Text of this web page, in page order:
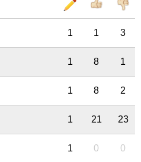
1 1 3
1 8 1
1 8 2
1 21 23
1 0 0